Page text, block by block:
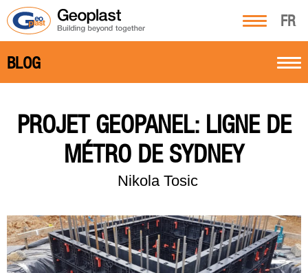
FR
BLOG
PROJET GEOPANEL: LIGNE DE
MÉTRO DE SYDNEY
Nikola Tosic